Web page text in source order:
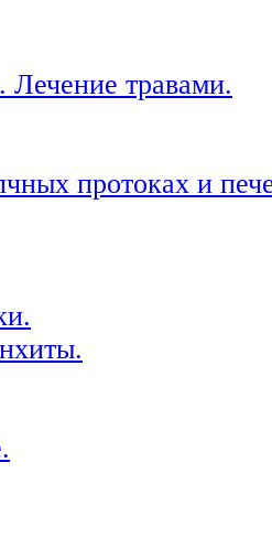
Лечение травами.
протоках и